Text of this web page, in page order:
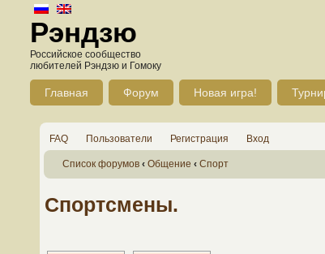
Рэндзю
Российское сообщество
любителей Рэндзю и Гомоку
Главная Форум Новая игра!
FAQ Пользователи Регистрация Вход
Список форумов ‹ Общение ‹ Спорт
Спортсмены.